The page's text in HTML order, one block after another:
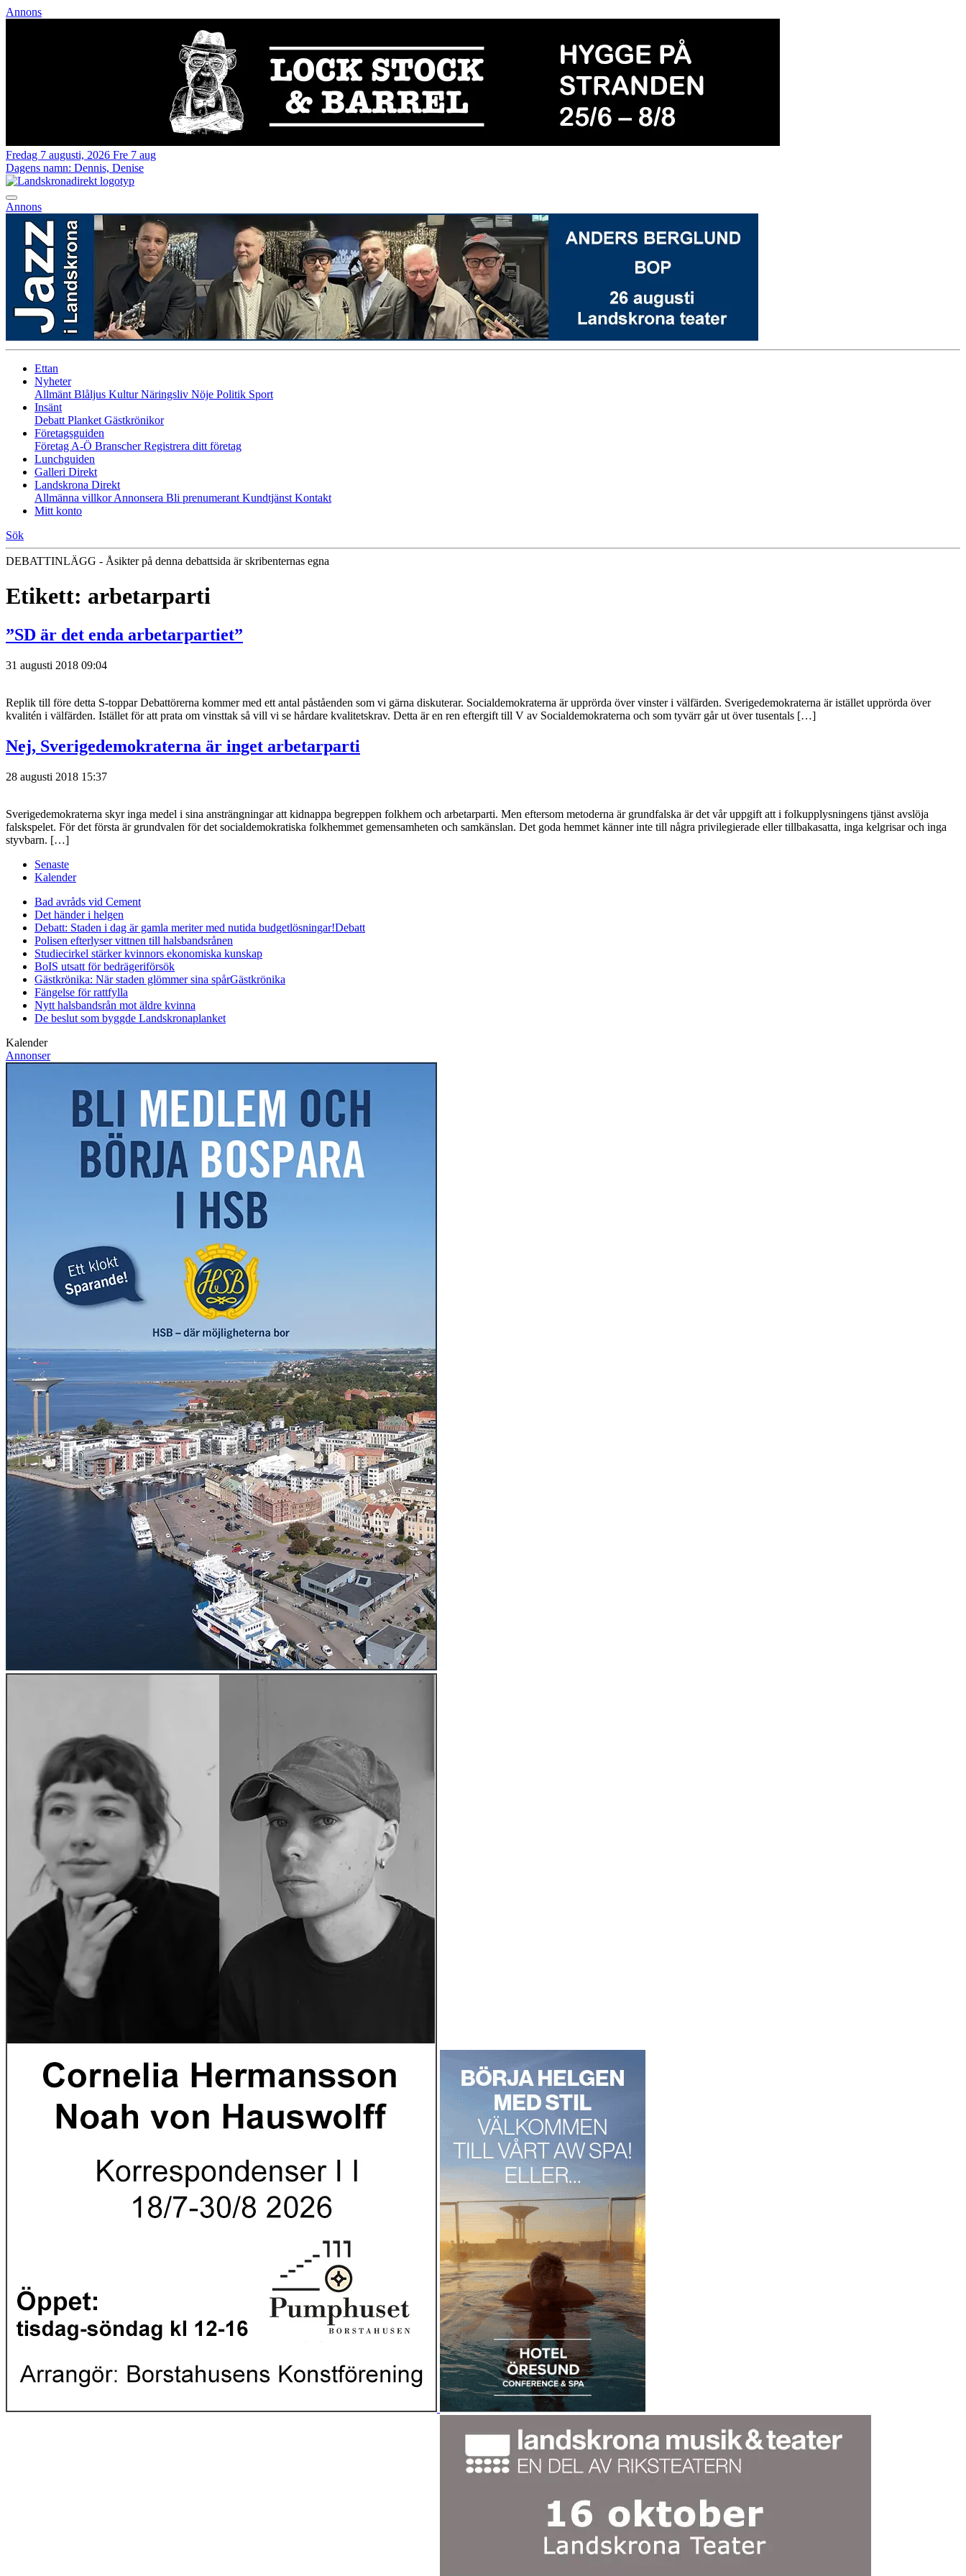
Annons
Fredag 7 augusti, 2026 Fre 7 aug
Dagens namn: Dennis, Denise
Annons
Ettan
Nyheter
Allmänt Blåljus KulturNäringsliv Nöje Politik Sport
Insänt
Debatt Planket Gästkrönikor
Företagsguiden
Företag A-Ö BranscherRegistrera ditt företag
Lunchguiden
Galleri Direkt
Landskrona Direkt
Allmänna villkorAnnonsera Bli prenumerant Kundtjänst Kontakt
Mitt konto
Sök
DEBATTINLÄGG - Åsikter på denna debattsida är skribenternas egna
Etikett: arbetarparti
”SD är det enda arbetarpartiet”
31 augusti 2018 09:04
Replik till före detta S-toppar Debattörerna kommer med ett antal påståenden som vi gärna diskuterar. Socialdemokraterna är upprörda över vinster i välfärden. Sverigedemokraterna är istället upprörda över
kvalitén i välfärden. Istället för att prata om vinsttak så vill vi se hårdare kvalitetskrav. Detta är en ren eftergift till V av Socialdemokraterna och som tyvärr går ut över tusentals […]
Nej, Sverigedemokraterna är inget arbetarparti
28 augusti 2018 15:37
Sverigedemokraterna skyr inga medel i sina ansträngningar att kidnappa begreppen folkhem och arbetarparti. Men eftersom metoderna är grundfalska är det vår uppgift att i folkupplysningens tjänst avslöja
falskspelet. För det första är grundvalen för det socialdemokratiska folkhemmet gemensamheten och samkänslan. Det goda hemmet känner inte till några privilegierade eller tillbakasatta, inga kelgrisar och inga
styvbarn. […]
Senaste
Kalender
Bad avråds vid Cement
Det händer i helgen
Debatt: Staden i dag är gamla meriter med nutida budgetlösningar!Debatt
Polisen efterlyser vittnen till halsbandsrånen
Studiecirkel stärker kvinnors ekonomiska kunskap
BoIS utsatt för bedrägeriförsök
Gästkrönika: När staden glömmer sina spårGästkrönika
Fängelse för rattfylla
Nytt halsbandsrån mot äldre kvinna
De beslut som byggde Landskronaplanket
Kalender
Annonser